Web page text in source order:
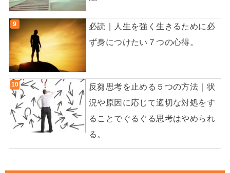
必読｜人生を強く生きるために必
ず身につけたい７つの心得。
反芻思考を止める５つの方法｜状
況や原因に応じて適切な対処をす
ることでぐるぐる思考はやめられ
る。